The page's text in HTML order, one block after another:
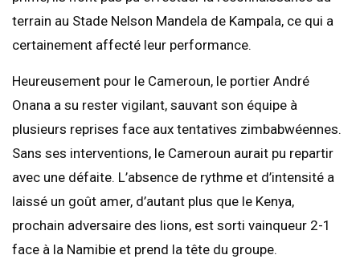
terrain au Stade Nelson Mandela de Kampala, ce qui a
certainement affecté leur performance.
Heureusement pour le Cameroun, le portier André
Onana a su rester vigilant, sauvant son équipe à
plusieurs reprises face aux tentatives zimbabwéennes.
Sans ses interventions, le Cameroun aurait pu repartir
avec une défaite. L’absence de rythme et d’intensité a
laissé un goût amer, d’autant plus que le Kenya,
prochain adversaire des lions, est sorti vainqueur 2-1
face à la Namibie et prend la tête du groupe.